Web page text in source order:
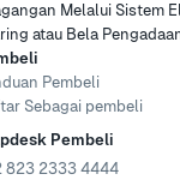
Melalui Sistem
atau Bela
Pembeli
Sebagai pembeli
Pembeli
823 2333 4444